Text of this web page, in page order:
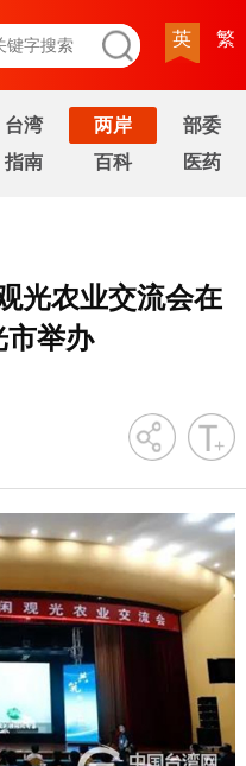
英 繁
台湾 两岸
部委
指南 百科 医药
光农业交流会在
市举办
字号